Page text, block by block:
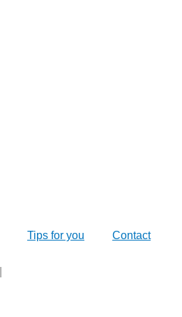
Tips for you Contact